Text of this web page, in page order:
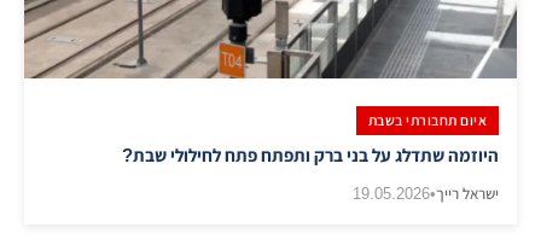
איום תחבורתי בשבת
היוזמה שתדלג על בני ברק ותפתח פתח לחילולי שבת?
ישראל רייך•
19.05.2026